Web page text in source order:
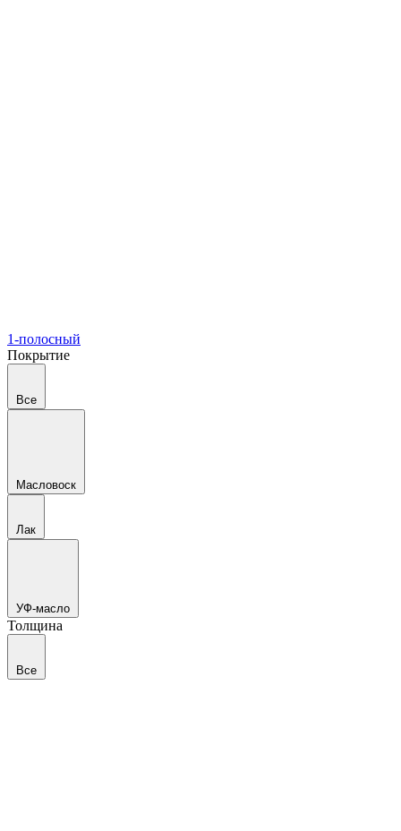
1-полосный
Покрытие
Все
Масловоск
Лак
УФ-масло
Толщина
Все